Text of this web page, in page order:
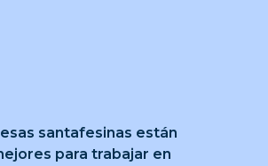
santafesinas están
para trabajar en